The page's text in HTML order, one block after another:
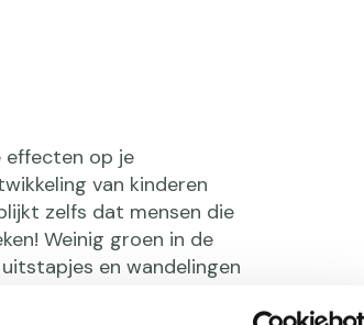
effecten op je
van kinderen
zelfs dat mensen die
Weinig groen in de
en wandelingen